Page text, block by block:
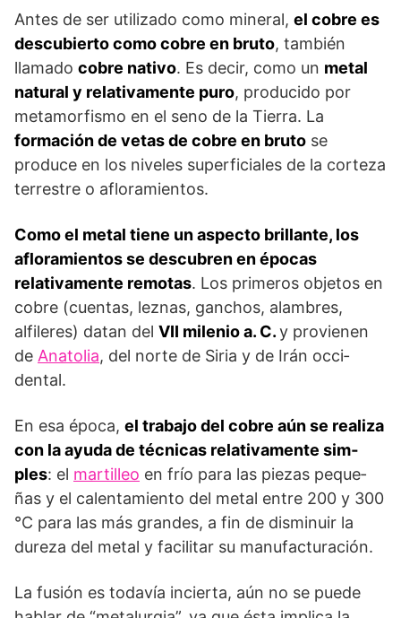
Antes de ser utilizado como mineral, el cobre es
descubierto como cobre en bruto, también
llamado cobre nativo. Es decir, como un metal
natural y relativamente puro, producido por
metamorfismo en el seno de la Tierra. La
formación de vetas de cobre en bruto se
produce en los niveles superficiales de la corteza
terrestre o afloramientos.
Como el metal tiene un aspecto brillante, los
aflora­mientos se descubren en épocas
relativamen­te remotas. Los primeros objetos en
cobre (cuentas, leznas, ganchos, alambres,
alfileres) datan del VII milenio a. C.y provienen
de Anatolia, del norte de Siria y de Irán occi­
dental.
En esa época, el trabajo del cobre aún se reali­za
con la ayuda de técnicas relativamente sim­
ples: el martilleo en frío para las piezas peque­
ñas y el calentamiento del metal entre 200 y 300
°C para las más grandes, a fin de dismi­nuir la
dureza del metal y facilitar su manufacturación.
La fusión es todavía incierta, aún no se puede